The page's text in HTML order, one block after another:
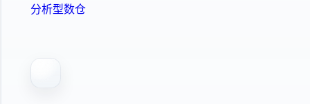
分析型数仓